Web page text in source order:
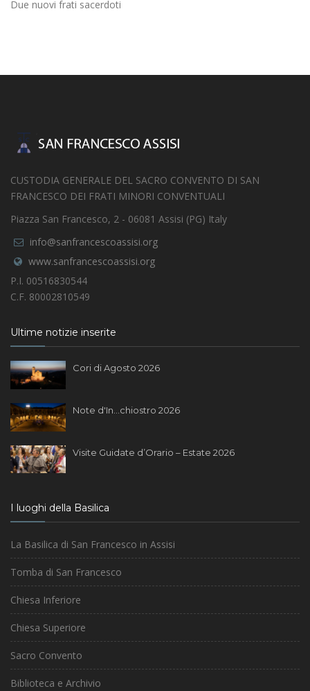
Due nuovi frati sacerdoti
CUSTODIA GENERALE DEL SACRO CONVENTO DI SAN
FRANCESCO DEI FRATI MINORI CONVENTUALI
Piazza San Francesco, 2 - 06081 Assisi (PG) Italy
info@sanfrancescoassisi.org
www.sanfrancescoassisi.org
P.I. 00516830544
C.F. 80002810549
Ultime notizie inserite
Cori di Agosto 2026
Note d'In...chiostro 2026
Visite Guidate d’Orario – Estate 2026
I luoghi della Basilica
La Basilica di San Francesco in Assisi
Tomba di San Francesco
Chiesa Inferiore
Chiesa Superiore
Sacro Convento
Biblioteca e Archivio